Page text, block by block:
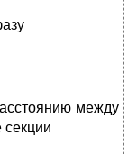
между